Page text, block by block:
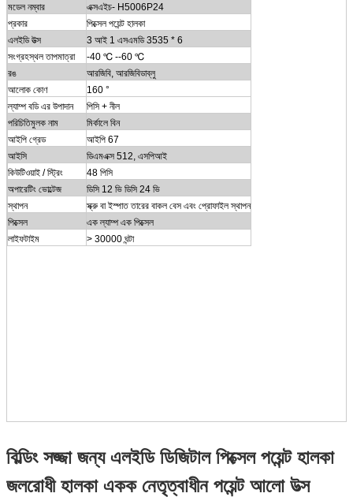
মডেল নম্বার
এক্সএইচ- H5006P24
প্রকার
পিক্সেল পয়েন্ট হালকা
এলইডি উত্স
3 আই 1 এসএমডি 3535 * 6
সংগ্রহস্থল তাপমাত্রা
-40 ℃ --60 ℃
রঙ
আরজিবি, আরজিবিডাব্লু
আলোক কোণ
160 °
ল্যাম্প বডি এর উপাদান
পিসি + নীল
পরিচিতিমুলক নাম
মির্কালে বিন
আইপি গ্রেড
আইপি 67
আইসি
ডিএমএক্স 512, এসপিআই
কিউটিওয়াই / স্ট্রিং
48 পিসি
অপারেটিং ভোল্টেজ
ডিসি 12 ভি ডিসি 24 ভি
স্থাপন
স্ক্রু বা ইস্পাত তারের বাকল বেস এবং প্রোফাইল স্থাপন
পিক্সেল
এক ল্যাম্প এক পিক্সেল
লাইফটাইম
> 30000 ঘন্টা
বিল্ডিং সজ্জা জন্য এলইডি ডিজিটাল পিক্সেল পয়েন্ট হালকা
জলরোধী হালকা একক নেতৃত্বাধীন পয়েন্ট আলো উত্স